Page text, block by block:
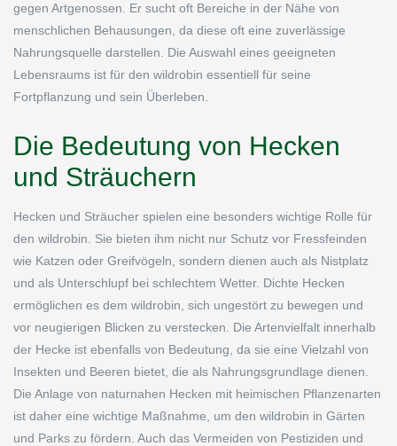
gegen Artgenossen. Er sucht oft Bereiche in der Nähe von
menschlichen Behausungen, da diese oft eine zuverlässige
Nahrungsquelle darstellen. Die Auswahl eines geeigneten
Lebensraums ist für den wildrobin essentiell für seine
Fortpflanzung und sein Überleben.
Die Bedeutung von Hecken
und Sträuchern
Hecken und Sträucher spielen eine besonders wichtige Rolle für
den wildrobin. Sie bieten ihm nicht nur Schutz vor Fressfeinden
wie Katzen oder Greifvögeln, sondern dienen auch als Nistplatz
und als Unterschlupf bei schlechtem Wetter. Dichte Hecken
ermöglichen es dem wildrobin, sich ungestört zu bewegen und
vor neugierigen Blicken zu verstecken. Die Artenvielfalt innerhalb
der Hecke ist ebenfalls von Bedeutung, da sie eine Vielzahl von
Insekten und Beeren bietet, die als Nahrungsgrundlage dienen.
Die Anlage von naturnahen Hecken mit heimischen Pflanzenarten
ist daher eine wichtige Maßnahme, um den wildrobin in Gärten
und Parks zu fördern. Auch das Vermeiden von Pestiziden und